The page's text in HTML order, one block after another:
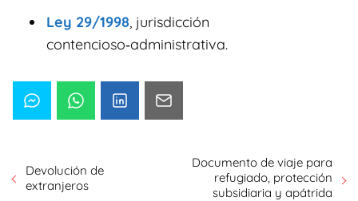
Ley 29/1998, jurisdicción
contencioso‑administrativa.
Devolución de
extranjeros
Documento de viaje para
refugiado, protección
subsidiaria y apátrida